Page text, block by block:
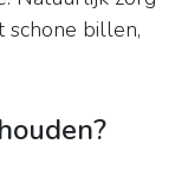
schone billen,